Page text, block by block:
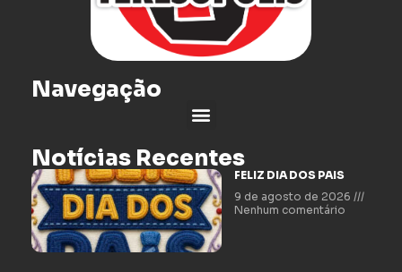
Navegação
Notícias Recentes
FELIZ DIA DOS PAIS
9 de agosto de 2026
Nenhum comentário